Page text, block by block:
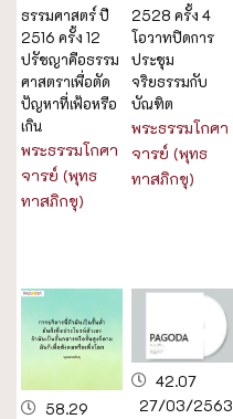
ธรรมศาสตร์ ปี
2516 ครั้ง 12
ปรัชญาคือธรรม
ศาสตราเพื่อตัด
ปัญหาที่เฟ้อหรือ
เกิน
พระธรรมโกศา
จารย์ (พุทธ
ทาสภิกขุ)
2528 ครั้ง 4
โอวาทปิดการ
ประชุม
จริยธรรมกับ
บัณฑิต
พระธรรมโกศา
จารย์ (พุทธ
ทาสภิกขุ)
58.29
42.07
27/03/2563